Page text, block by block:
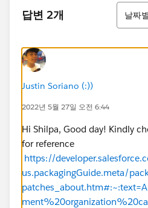
답변 2개
정렬
날짜
Justin Soriano (:))
2022년 5월 27일 오전 6:44
Hi Shilpa, Good day! Kindly
for reference
https://
us.packagingGuide.meta/